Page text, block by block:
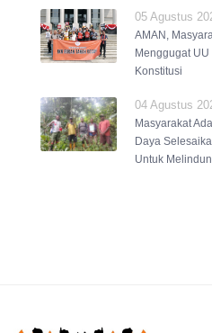
05 Agustus
AMAN,
Menggugat
Konstitusi
04 Agustus
Masyarakat
Daya
Untuk